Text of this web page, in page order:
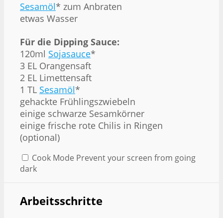
Sesamöl* zum Anbraten
etwas Wasser
Für die Dipping Sauce:
120ml Sojasauce*
3 EL Orangensaft
2 EL Limettensaft
1 TL Sesamöl*
gehackte Frühlingszwiebeln
einige schwarze Sesamkörner
einige frische rote Chilis in Ringen
(optional)
Cook Mode Prevent your screen from going
dark
Arbeitsschritte